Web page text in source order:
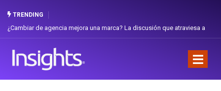
TRENDING
¿Cambiar de agencia mejora una marca? La discusión que atraviesa a